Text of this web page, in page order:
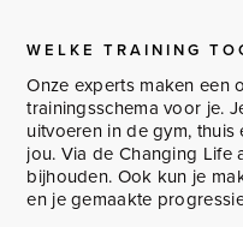
WELKE TRAINING
Onze experts maken een
trainingsschema voor je.
uitvoeren in de gym,
jou. Via de Changing Life
bijhouden. Ook kun je
en je gemaakte